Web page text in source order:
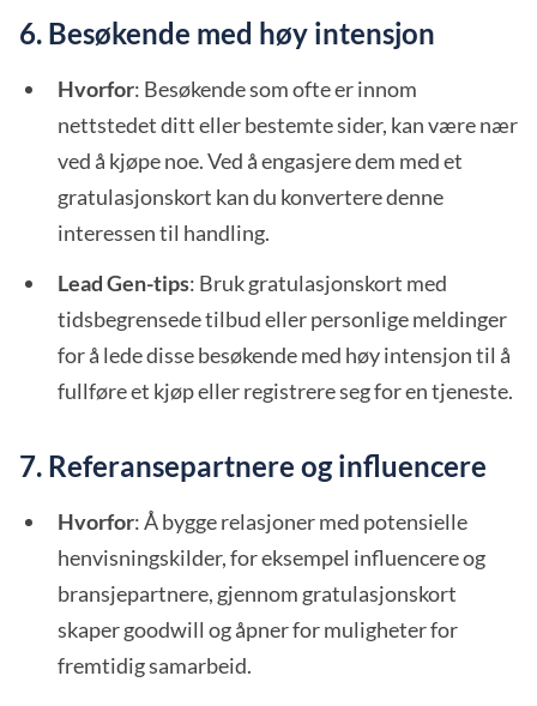
6. Besøkende med høy intensjon
Hvorfor: Besøkende som ofte er innom
nettstedet ditt eller bestemte sider, kan være nær
ved å kjøpe noe. Ved å engasjere dem med et
gratulasjonskort kan du konvertere denne
interessen til handling.
Lead Gen-tips: Bruk gratulasjonskort med
tidsbegrensede tilbud eller personlige meldinger
for å lede disse besøkende med høy intensjon til å
fullføre et kjøp eller registrere seg for en tjeneste.
7. Referansepartnere og influencere
Hvorfor: Å bygge relasjoner med potensielle
henvisningskilder, for eksempel influencere og
bransjepartnere, gjennom gratulasjonskort
skaper goodwill og åpner for muligheter for
fremtidig samarbeid.